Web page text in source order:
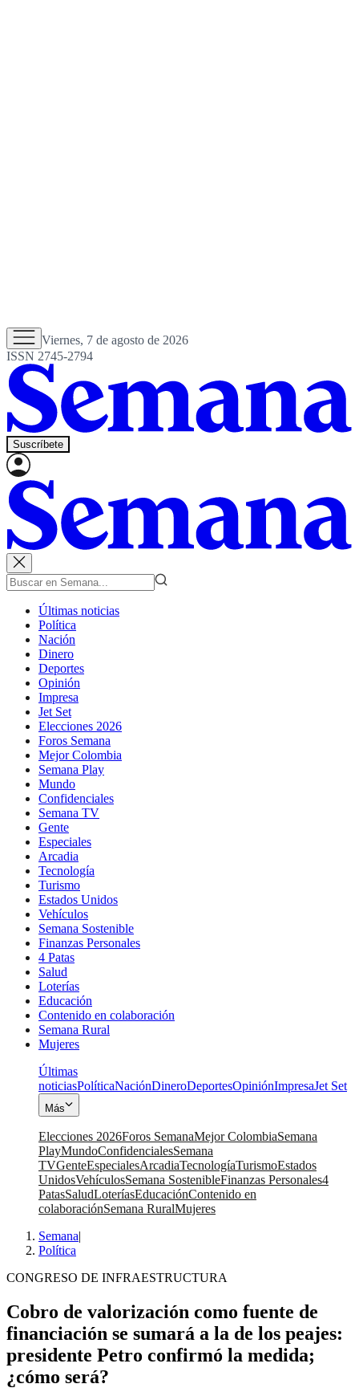
Viernes, 7 de agosto de 2026
ISSN 2745-2794
Suscríbete
Últimas noticias
Política
Nación
Dinero
Deportes
Opinión
Impresa
Jet Set
Elecciones 2026
Foros Semana
Mejor Colombia
Semana Play
Mundo
Confidenciales
Semana TV
Gente
Especiales
Arcadia
Tecnología
Turismo
Estados Unidos
Vehículos
Semana Sostenible
Finanzas Personales
4 Patas
Salud
Loterías
Educación
Contenido en colaboración
Semana Rural
Mujeres
Últimas
noticiasPolíticaNaciónDineroDeportesOpiniónImpresaJet Set
Más
Elecciones 2026Foros SemanaMejor ColombiaSemana
PlayMundoConfidencialesSemana
TVGenteEspecialesArcadiaTecnologíaTurismoEstados
UnidosVehículosSemana SostenibleFinanzas Personales4
PatasSaludLoteríasEducaciónContenido en
colaboraciónSemana RuralMujeres
Semana|
Política
CONGRESO DE INFRAESTRUCTURA
Cobro de valorización como fuente de
financiación se sumará a la de los peajes:
presidente Petro confirmó la medida;
¿cómo será?